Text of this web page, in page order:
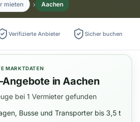
mieten Aachen
Verifizierte Anbieter Sicher buchen
MARKTDATEN
in Aachen
bei 1 Vermieter gefunden
Busse und Transporter bis 3,5 t